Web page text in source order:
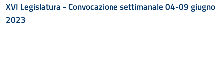
XVI Legislatura - Convocazione settimanale 04-09 giugno
2023